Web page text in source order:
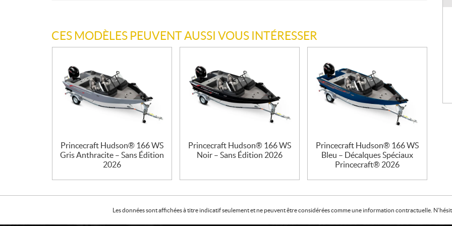
CES MODÈLES PEUVENT AUSSI VOUS INTÉRESSER
Princecraft Hudson® 166 WS
Gris Anthracite – Sans Édition
2026
Princecraft Hudson® 166 WS
Noir – Sans Édition 2026
Princecraft Hudson® 166 WS
Bleu – Décalques Spéciaux
Princecraft® 2026
Les données sont affichées à titre indicatif seulement et ne peuvent être considérées comme une information contractuelle.